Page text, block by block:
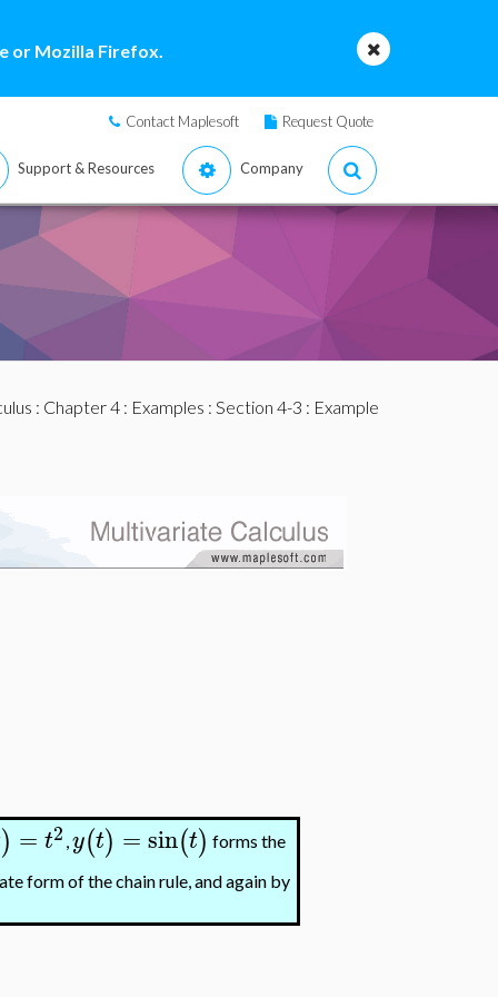
or Mozilla Firefox.
Contact Maplesoft Request Quote
Support & Resources Company
: Chapter 4: Examples : Section 4-3 : Example
) = t2 ,y(t) =sin(t) forms the
form of the chain rule, and again by